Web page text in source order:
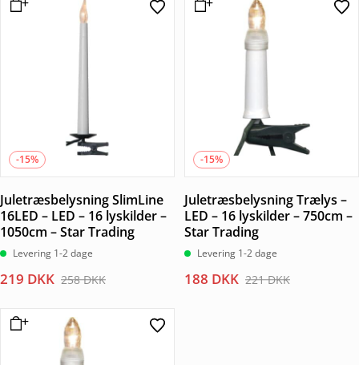
-15%
Juletræsbelysning SlimLine
16LED – LED – 16 lyskilder –
1050cm – Star Trading
Levering 1-2 dage
258DKK
Den
pris
var:
219 DKK
Den
pris
er:
-15%
Juletræsbelysning Trælys –
LED – 16 lyskilder – 750cm –
Star Trading
Levering 1-2 dage
221DKK
Den
188 DKK
Den